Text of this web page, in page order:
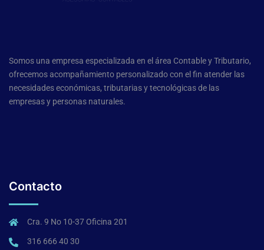
Somos una empresa especializada en el área Contable y Tributario,
ofrecemos acompañamiento personalizado con el fin atender las
necesidades económicas, tributarias y tecnológicas de las
empresas y personas naturales.
Contacto
Cra. 9 No 10-37 Oficina 201
316 666 40 30